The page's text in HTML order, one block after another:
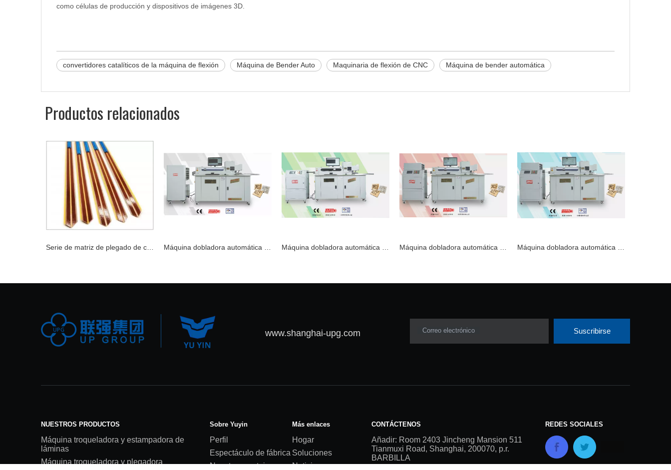
como células de producción y dispositivos de imágenes 3D.
convertidores catalíticos de la máquina de flexión Máquina de Bender Auto Maquinaria de flexión de CNC Máquina de bender automática
Productos relacionados
www.shanghai-upg.com Correo electrónico Suscribirse
NUESTROS PRODUCTOS
Máquina troqueladora y estampadora de
láminas
Máquina troqueladora y plegadora
Sobre Yuyin
Perfil
Espectáculo de fábrica
Nuestras ventajas
Más enlaces
Hogar
Soluciones
Noticias
CONTÁCTENOS
Añadir: Room 2403 Jincheng Mansion 511
Tianmuxi Road, Shanghai, 200070, p.r.
BARBILLA
REDES SOCIALES